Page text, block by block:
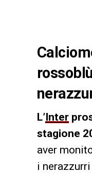
L’Inter
stagione
aver
i